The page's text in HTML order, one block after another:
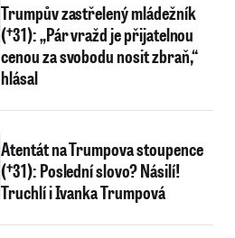
Trumpův zastřelený mládežník
(†31): „Pár vražd je přijatelnou
cenou za svobodu nosit zbraň,“
hlásal
Atentát na Trumpova stoupence
(†31): Poslední slovo? Násilí!
Truchlí i Ivanka Trumpová